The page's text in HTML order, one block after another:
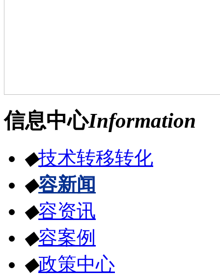
信息中心Information
◆技术转移转化
◆容新闻
◆容资讯
◆容案例
◆政策中心